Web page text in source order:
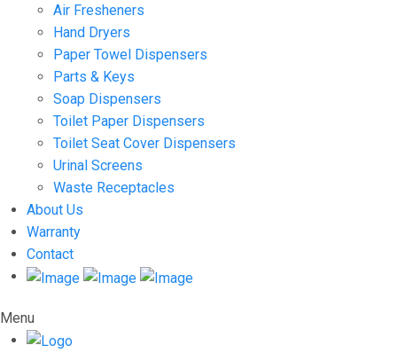
Air Fresheners
Hand Dryers
Paper Towel Dispensers
Parts & Keys
Soap Dispensers
Toilet Paper Dispensers
Toilet Seat Cover Dispensers
Urinal Screens
Waste Receptacles
About Us
Warranty
Contact
Menu